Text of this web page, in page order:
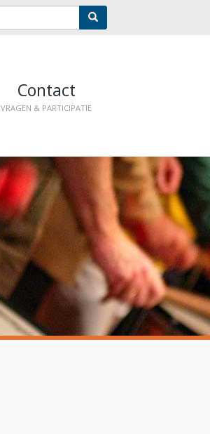
Contact
VRAGEN & PARTICIPATIE